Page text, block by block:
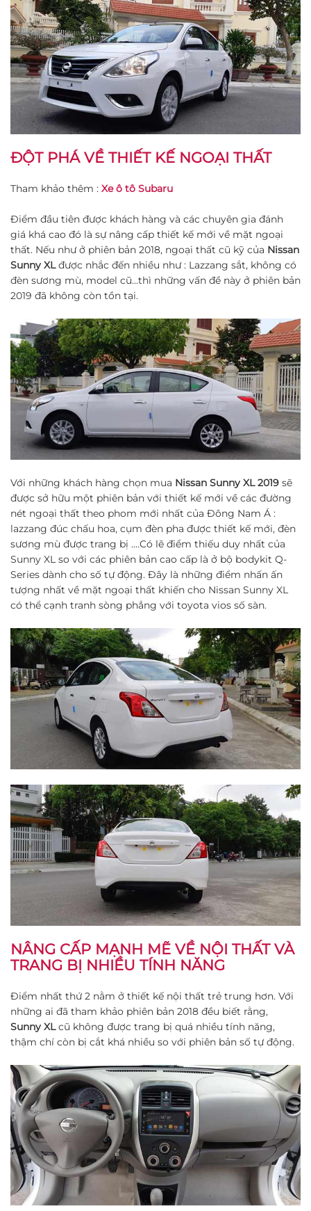
ĐỘT PHÁ VỀ THIẾT KẾ NGOẠI THẤT
Tham khảo thêm : Xe ô tô Subaru
Điểm đầu tiên được khách hàng và các chuyên gia đánh
giá khá cao đó là sự nâng cấp thiết kế mới về mặt ngoại
thất. Nếu như ở phiên bản 2018, ngoại thất cũ kỹ của Nissan
Sunny XLđược nhắc đến nhiều như : Lazzang sắt, không có
đèn sương mù, model cũ…thì những vấn đề này ở phiên bản
2019 đã không còn tồn tại.
Với những khách hàng chọn mua Nissan Sunny XL 2019 sẽ
được sở hữu một phiên bản với thiết kế mới về các đường
nét ngoại thất theo phom mới nhất của Đông Nam Á :
lazzang đúc chấu hoa, cụm đèn pha được thiết kế mới, đèn
sương mù được trang bị .…Có lẽ điểm thiếu duy nhất của
Sunny XL so với các phiên bản cao cấp là ở bộ bodykit Q-
Series dành cho số tự động. Đây là những điểm nhấn ấn
tượng nhất về mặt ngoại thất khiến cho Nissan Sunny XL
có thể cạnh tranh sòng phẳng với toyota vios số sàn.
NÂNG CẤP MẠNH MẼ VỀ NỘI THẤT VÀ
TRANG BỊ NHIỀU TÍNH NĂNG
Điểm nhất thứ 2 nằm ở thiết kế nội thất trẻ trung hơn. Với
những ai đã tham khảo phiên bản 2018 đều biết rằng,
Sunny XLcũ không được trang bị quá nhiều tính năng,
thậm chí còn bị cắt khá nhiều so với phiên bản số tự động.